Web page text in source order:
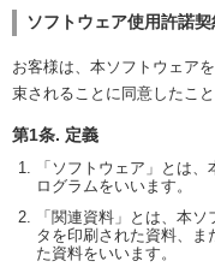
ソフトウェア使用許諾
お客様は、本ソフトウェア
束されることに同意したこと
第1条. 定義
「ソフトウェア」とは
ログラムをいいます。
「関連資料」とは、本
タを印刷された資料、
た資料をいいます。